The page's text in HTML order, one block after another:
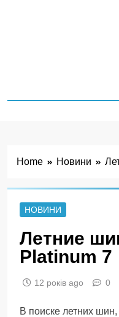
Home Новини
НОВИНИ
Летние
Platinum 7
12 років ago 0
В поиске летних